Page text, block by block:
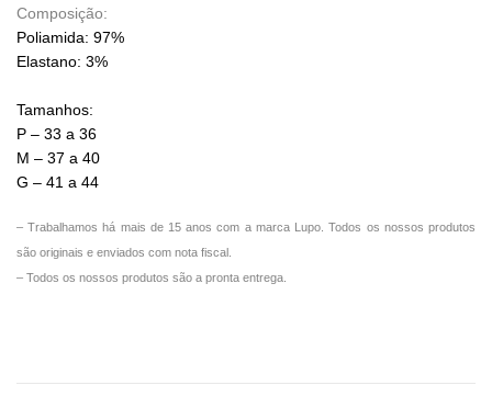
Composição:
Poliamida: 97%
Elastano: 3%
Tamanhos:
P – 33 a 36
M – 37 a 40
G – 41 a 44
– Trabalhamos há mais de 15 anos com a marca Lupo. Todos os nossos produtos
são originais e enviados com nota fiscal.
– Todos os nossos produtos são a pronta entrega.